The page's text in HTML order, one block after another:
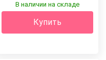
В наличии на складе
Купить